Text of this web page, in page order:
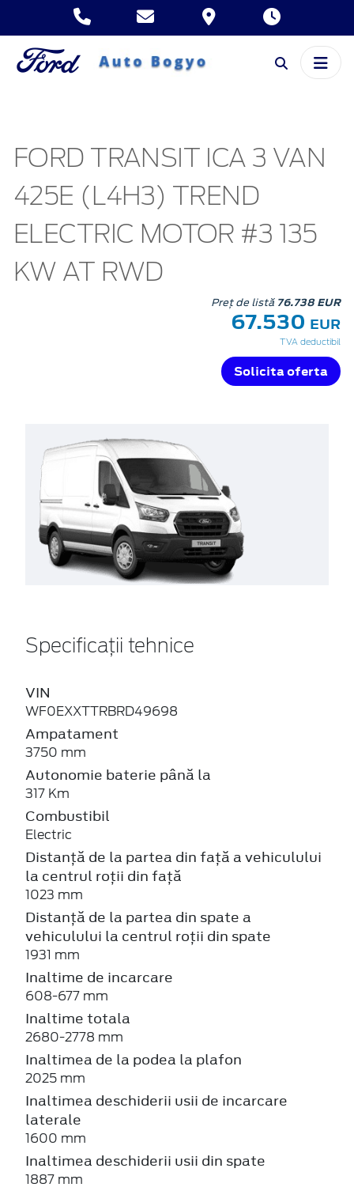
FORD TRANSIT ICA 3 VAN
425E (L4H3) TREND
ELECTRIC MOTOR #3 135
KW AT RWD
Preț de listă 76.738 EUR
67.530 EUR
TVA deductibil
Solicita oferta
Specificații tehnice
VIN
WF0EXXTTRBRD49698
Ampatament
3750 mm
Autonomie baterie până la
317 Km
Combustibil
Electric
Distanță de la partea din față a vehiculului
la centrul roții din față
1023 mm
Distanță de la partea din spate a
vehiculului la centrul roții din spate
1931 mm
Inaltime de incarcare
608-677 mm
Inaltime totala
2680-2778 mm
Inaltimea de la podea la plafon
2025 mm
Inaltimea deschiderii usii de incarcare
laterale
1600 mm
Inaltimea deschiderii usii din spate
1887 mm